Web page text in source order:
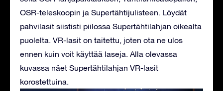
OSR-teleskoopin ja Supertähtijulisteen. Löydät
pahvilasit siististi piilossa Supertähtilahjan oikealta
puolelta. VR-lasit on taitettu, joten ota ne ulos
ennen kuin voit käyttää laseja. Alla olevassa
kuvassa näet Supertähtilahjan VR-lasit
korostettuina.